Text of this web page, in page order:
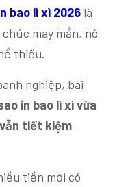
bao lì xì 2026 là
may mắn, nó
thiếu.
nghiệp, bài
in bao lì xì vừa
tiết kiệm
tiền mới có